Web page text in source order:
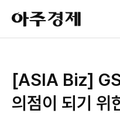
아
주
경
[ASIA Biz]
의점이 되기 위